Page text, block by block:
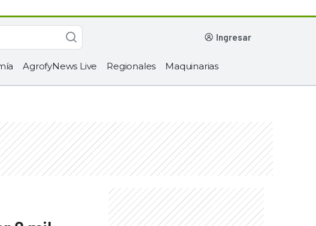
ingresar
AgrofyNews Live Regionales Maquinarias